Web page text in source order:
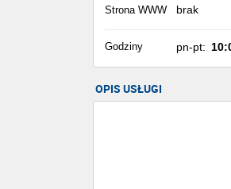
Strona WWW brak
Godziny pn-pt:
OPIS USŁUGI